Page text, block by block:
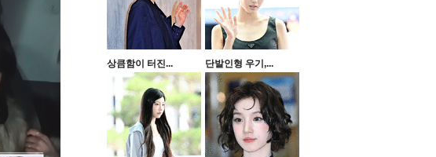
상큼함이 터진... 단발인형 우기,...